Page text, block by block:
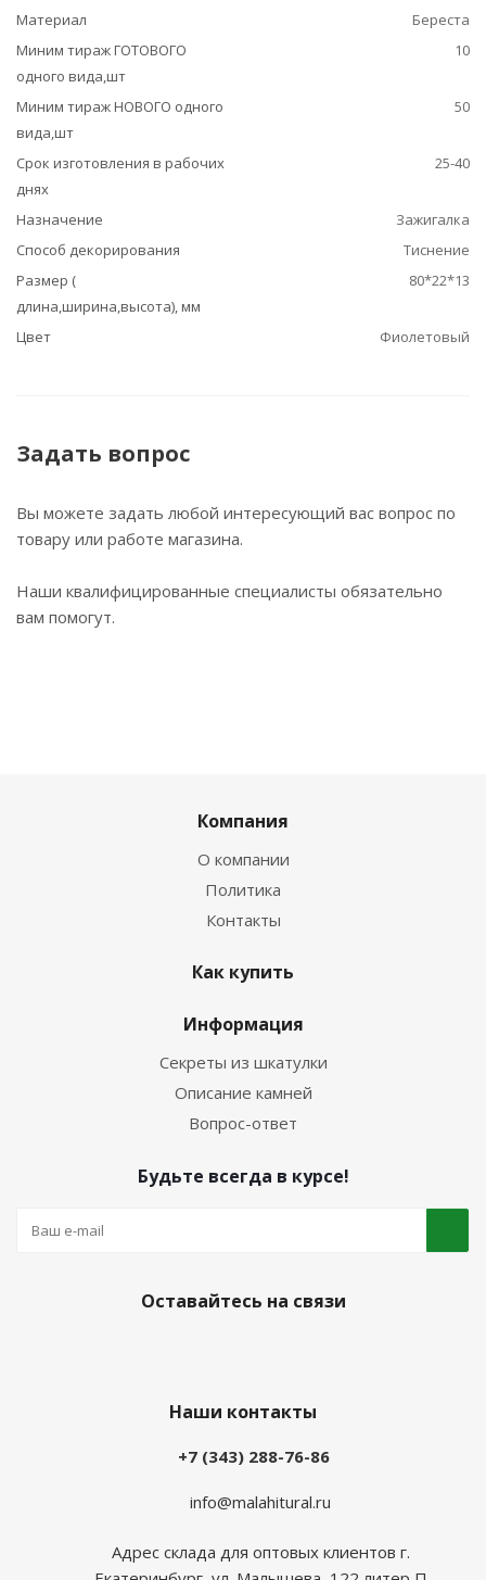
Материал
Береста
Миним тираж ГОТОВОГО
одного вида,шт
10
Миним тираж НОВОГО одного
вида,шт
50
Срок изготовления в рабочих
днях
25-40
Назначение
Зажигалка
Способ декорирования
Тиснение
Размер (
длина,ширина,высота), мм
80*22*13
Цвет Фиолетовый
Задать вопрос
Вы можете задать любой интересующий вас вопрос по
товару или работе магазина.
Наши квалифицированные специалисты обязательно
вам помогут.
Компания
О компании
Политика
Контакты
Как купить
Информация
Секреты из шкатулки
Описание камней
Вопрос-ответ
Будьте всегда в курсе!
Оставайтесь на связи
Наши контакты
+7 (343) 288-76-86
info@malahitural.ru
Адрес склада для оптовых клиентов г.